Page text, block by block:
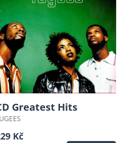
Greatest Hits
Kč